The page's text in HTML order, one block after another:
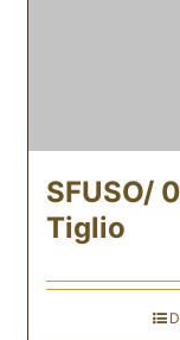
SFUSO/
Tiglio